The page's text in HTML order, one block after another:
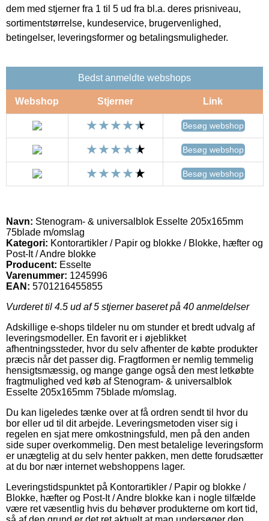
dem med stjerner fra 1 til 5 ud fra bl.a. deres prisniveau,
sortimentstørrelse, kundeservice, brugervenlighed,
betingelser, leveringsformer og betalingsmuligheder.
Bedst anmeldte webshops
Webshop Stjerner Link
Besøg webshop
Besøg webshop
Besøg webshop
Navn: Stenogram- & universalblok Esselte 205x165mm
75blade m/omslag
Kategori: Kontorartikler / Papir og blokke / Blokke, hæfter og
Post-It / Andre blokke
Producent: Esselte
Varenummer: 1245996
EAN: 5701216455855
Vurderet til 4.5 ud af 5 stjerner baseret på 40 anmeldelser
Adskillige e-shops tildeler nu om stunder et bredt udvalg af
leveringsmodeller. En favorit er i øjeblikket
afhentningssteder, hvor du selv afhenter de købte produkter
præcis når det passer dig. Fragtformen er nemlig temmelig
hensigtsmæssig, og mange gange også den mest letkøbte
fragtmulighed ved køb af Stenogram- & universalblok
Esselte 205x165mm 75blade m/omslag.
Du kan ligeledes tænke over at få ordren sendt til hvor du
bor eller ud til dit arbejde. Leveringsmetoden viser sig i
regelen en sjat mere omkostningsfuld, men på den anden
side super overkommelig. Den mest betalelige leveringsform
er unægtelig at du selv henter pakken, men dette forudsætter
at du bor nær internet webshoppens lager.
Leveringstidspunktet på Kontorartikler / Papir og blokke /
Blokke, hæfter og Post-It / Andre blokke kan i nogle tilfælde
være ret væsentlig hvis du behøver produkterne om kort tid,